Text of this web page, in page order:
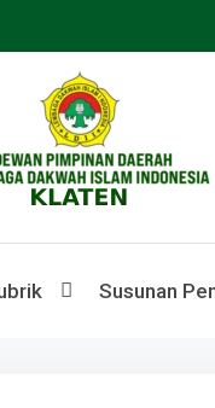
Susunan